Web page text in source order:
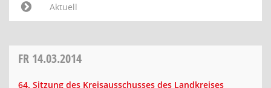
Aktuell
FR 14.03.2014
64. Sitzung des Kreisausschusses des Landkreises